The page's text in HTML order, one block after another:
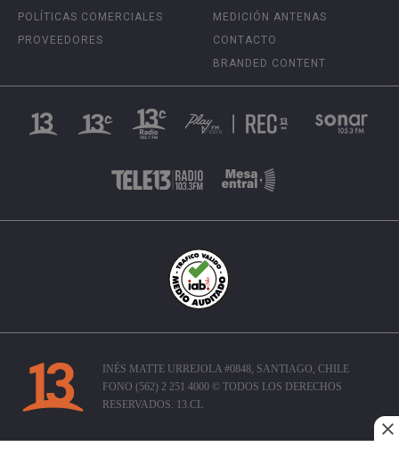
POLÍTICAS COMERCIALES
PROVEEDORES
MEDICIÓN ANTENAS
CONTACTO
BRANDED CONTENT
INÉS MATTE URREJOLA #0848, SANTIAGO, CHILE
FONO (562) 2 251 4000 © TODOS LOS DERECHOS
RESERVADOS. 13.CL